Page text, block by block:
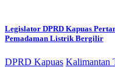
Legislator DPRD Kapuas
Pemadaman Listrik Bergilir
DPRD Kapuas Kalimantan